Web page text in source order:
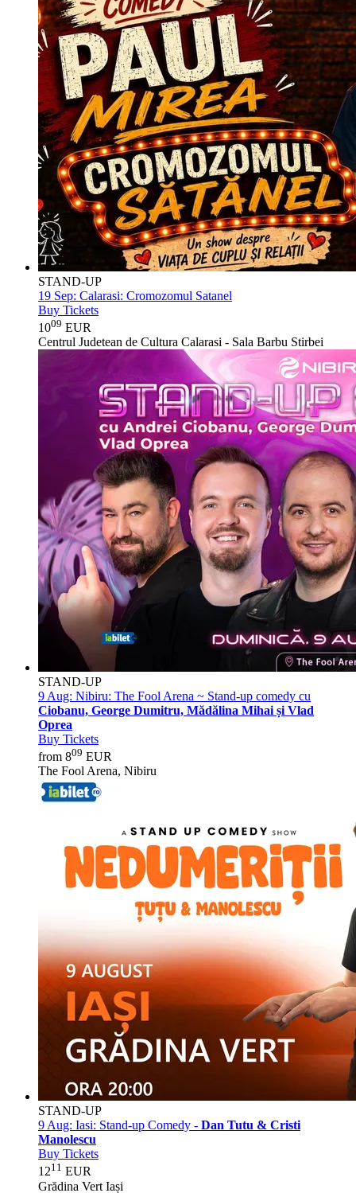
STAND-UP
19 Sep: Calarasi: Cromozomul Satanel
Buy Tickets
1009 EUR
Centrul Judetean de Cultura Calarasi - Sala Barbu Stirbei
STAND-UP
9 Aug: Nibiru: The Fool Arena ~ Stand-up comedy cu
Ciobanu, George Dumitru, Mădălina Mihai și Vlad
Oprea
Buy Tickets
from 809 EUR
The Fool Arena, Nibiru
STAND-UP
9 Aug: Iasi: Stand-up Comedy - Dan Tutu & Cristi
Manolescu
Buy Tickets
1211 EUR
Grădina Vert Iași